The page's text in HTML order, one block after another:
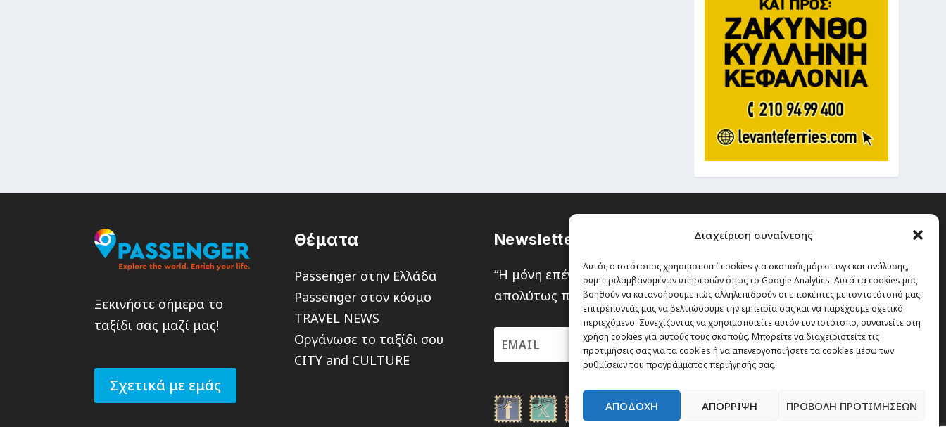
Διαχείριση συναίνεσης
Αυτός ο ιστότοπος χρησιμοποιεί cookies για σκοπούς μάρκετινγκ και ανάλυσης,
συμπεριλαμβανομένων υπηρεσιών όπως το Google Analytics. Αυτά τα cookies μας
βοηθούν να κατανοήσουμε πώς αλληλεπιδρούν οι επισκέπτες με τον ιστότοπό μας,
επιτρέποντάς μας να βελτιώσουμε την εμπειρία σας και να παρέχουμε σχετικό
περιεχόμενο. Συνεχίζοντας να χρησιμοποιείτε αυτόν τον ιστότοπο, συναινείτε στη
χρήση cookies για αυτούς τους σκοπούς. Μπορείτε να διαχειριστείτε τις
προτιμήσεις σας για τα cookies ή να απενεργοποιήσετε τα cookies μέσω των
ρυθμίσεων του προγράμματος περιήγησής σας.
ΑΠΟΔΟΧΗ ΑΠΟΡΡΙΨΗ ΠΡΟΒΟΛΗ ΠΡΟΤΙΜΗΣΕΩΝ
Ξεκινήστε σήμερα το
ταξίδι σας μαζί μας!
Σχετικά με εμάς
Θέματα
Passenger στην Ελλάδα
Passenger στον κόσμο
TRAVEL NEWS
Οργάνωσε το ταξίδι σου
CITY and CULTURE
Newsletter
“H μόνη επένδυση από την οποία δεν έχεις καμία
απολύτως πιθανότητα να χάσεις, είναι τα ταξίδια.”
Εγγραφή